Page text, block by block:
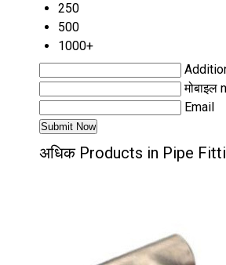
250
500
1000+
मोबाइल
Email
अधिक Products in Pipe